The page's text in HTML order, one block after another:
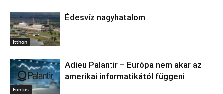
Itthon
Édesvíz nagyhatalom
Fontos
Adieu Palantir – Európa nem akar az
amerikai informatikától függeni